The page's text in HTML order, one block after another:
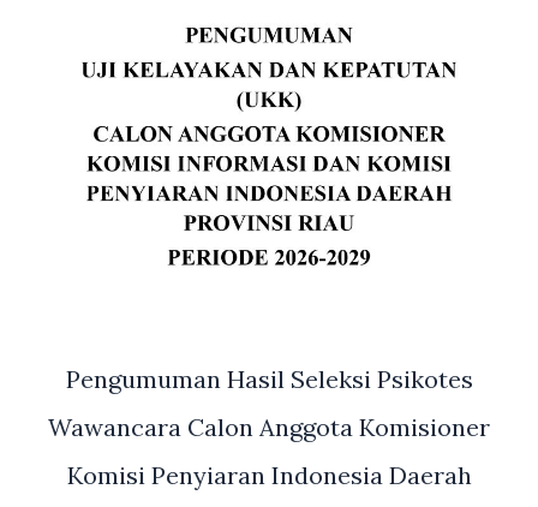
Pengumuman Hasil Seleksi Psikotes
Wawancara Calon Anggota Komisioner
Komisi Penyiaran Indonesia Daerah